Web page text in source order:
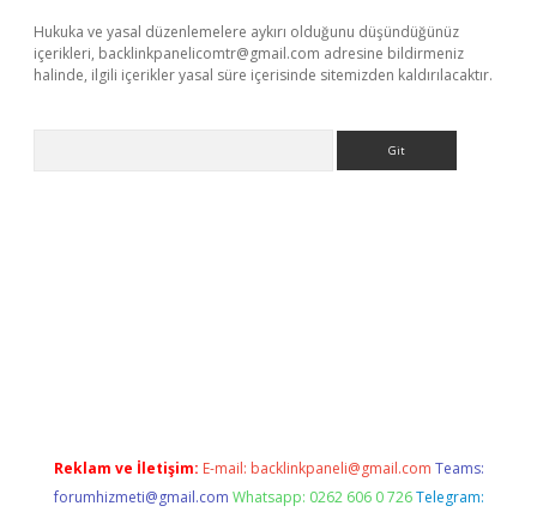
Hukuka ve yasal düzenlemelere aykırı olduğunu düşündüğünüz
içerikleri, backlinkpanelicomtr@gmail.com adresine bildirmeniz
halinde, ilgili içerikler yasal süre içerisinde sitemizden kaldırılacaktır.
Reklam ve İletişim: E-mail: backlinkpaneli@gmail.com Teams:
forumhizmeti@gmail.com Whatsapp: 0262 606 0 726 Telegram: